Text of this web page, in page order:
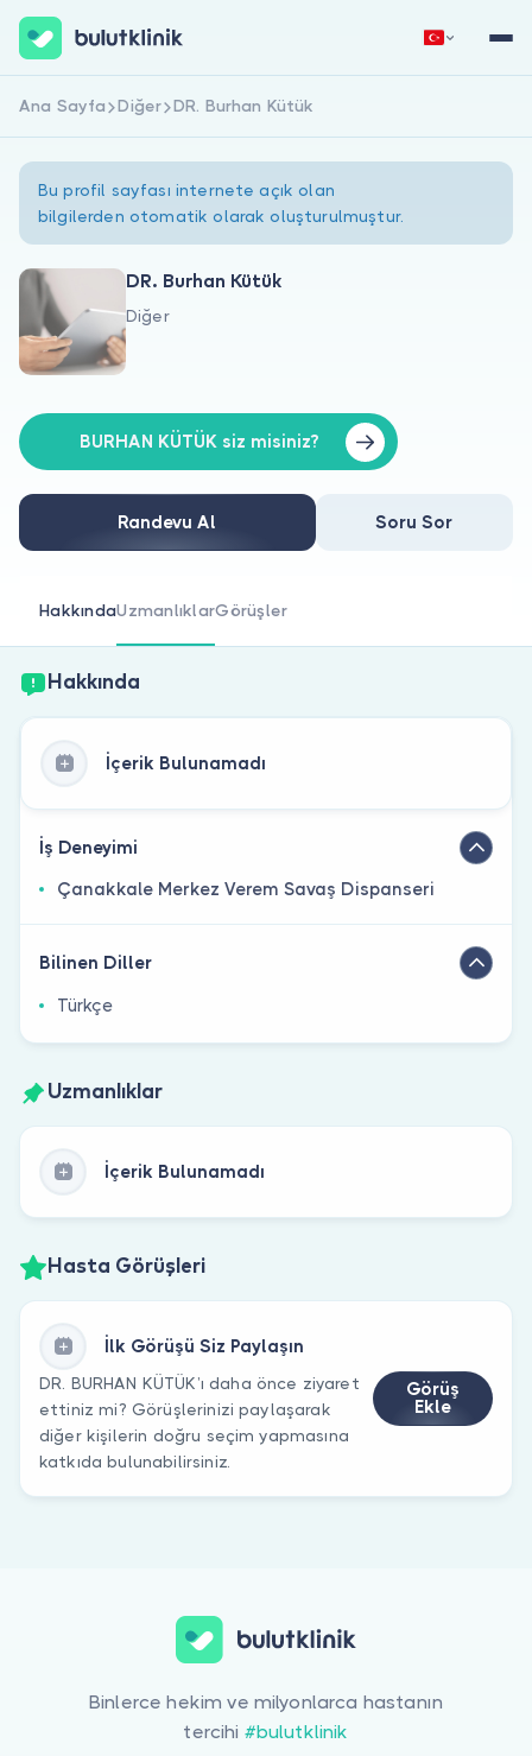
Hakkımızda
Doktorlar için
Doktor musunuz?
Hemen Kaydol
Ana Sayfa Diğer DR. Burhan Kütük
Bu profil sayfası internete açık olan
bilgilerden otomatik olarak oluşturulmuştur.
DR. Burhan Kütük
Diğer
BURHAN KÜTÜK siz misiniz?
Randevu Al Soru Sor
HakkındaUzmanlıklarGörüşler
Hakkında
İçerik Bulunamadı
İş Deneyimi
Çanakkale Merkez Verem Savaş Dispanseri
Bilinen Diller
Türkçe
Uzmanlıklar
İçerik Bulunamadı
Hasta Görüşleri
İlk Görüşü Siz Paylaşın
DR. BURHAN KÜTÜK’ı daha önce ziyaret
ettiniz mi? Görüşlerinizi paylaşarak
diğer kişilerin doğru seçim yapmasına
katkıda bulunabilirsiniz.
Görüş
Ekle
Binlerce hekim ve milyonlarca hastanın
tercihi #bulutklinik